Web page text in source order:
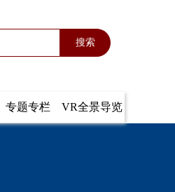
搜索
专题专栏 VR全景导览